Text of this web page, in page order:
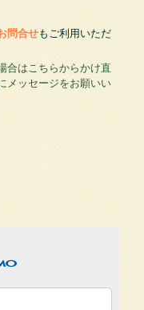
問合せもご利用いただ
合はこちらからかけ直
メッセージをお願いい